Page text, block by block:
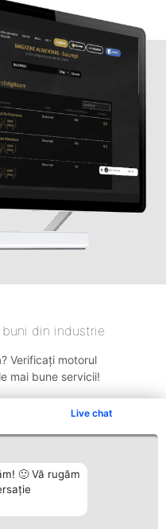
Live chat
🙂 Vă rugăm
din industrie
Verificați motorul
mai bune servicii!